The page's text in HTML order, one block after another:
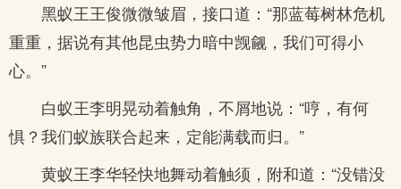
黑蚁王王俊微微皱眉，接口道：“那蓝莓树林危机
重重，据说有其他昆虫势力暗中觊觎，我们可得小
心。”
白蚁王李明晃动着触角，不屑地说：“哼，有何
惧？我们蚁族联合起来，定能满载而归。”
黄蚁王李华轻快地舞动着触须，附和道：“没错没